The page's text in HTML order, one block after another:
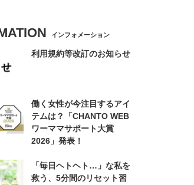
インフォメーション
利用規約等改訂のお知らせ
働く女性が今注目するアイ
テムは？「CHANTO WEB
ワーママサポート大賞
2026」発表！
「毎日ヘトヘト…」な私を
救う、5分間のリセット習